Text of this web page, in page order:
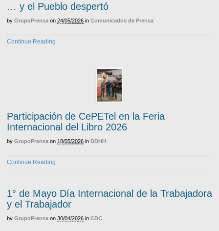
… y el Pueblo despertó
by GrupoPrensa on 24/05/2026 in Comunicados de Prensa
Continue Reading
Participación de CePETel en la Feria
Internacional del Libro 2026
by GrupoPrensa on 18/05/2026 in DDHH
Continue Reading
1° de Mayo Día Internacional de la Trabajadora
y el Trabajador
by GrupoPrensa on 30/04/2026 in CDC